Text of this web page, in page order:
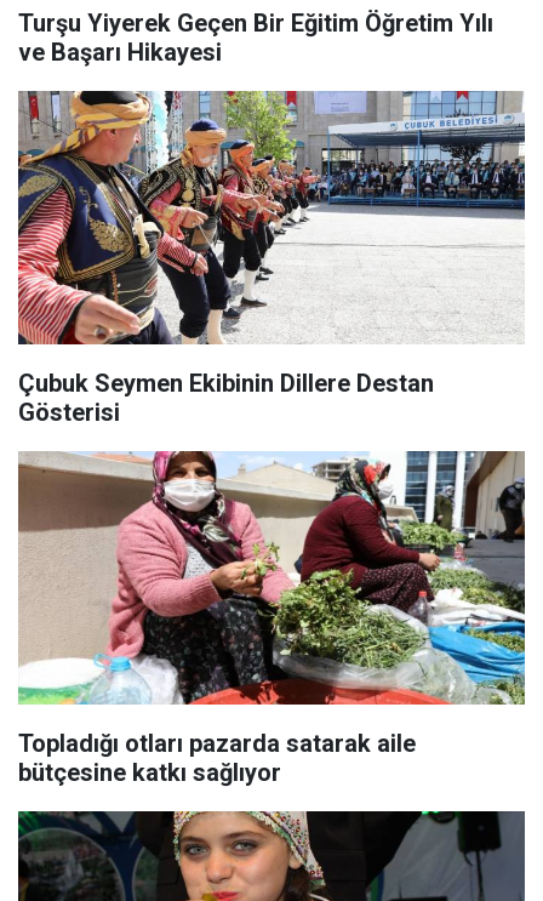
Turşu Yiyerek Geçen Bir Eğitim Öğretim Yılı
ve Başarı Hikayesi
Çubuk Seymen Ekibinin Dillere Destan
Gösterisi
Topladığı otları pazarda satarak aile
bütçesine katkı sağlıyor